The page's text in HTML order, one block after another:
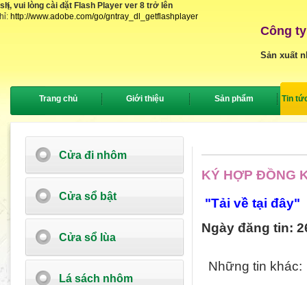
vui lòng cài đặt Flash Player ver 8 trở lên
http://www.adobe.com/go/gntray_dl_getflashplayer
{
Công
Sản xuất
Trang chủ Giới thiệu Sản phẩm Tin
Cửa đi nhôm
Cửa sổ bật
Cửa sổ lùa
Lá sách nhôm
KÝ HỢP ĐỒNG
"Tải về tại đây"
Ngày đăng tin:
Những tin khác: